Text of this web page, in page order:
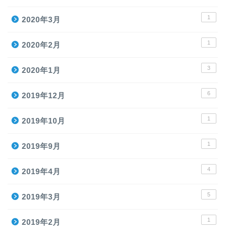
2020年3月 1
2020年2月 1
2020年1月 3
2019年12月 6
2019年10月 1
2019年9月 1
2019年4月 4
2019年3月 5
2019年2月 1